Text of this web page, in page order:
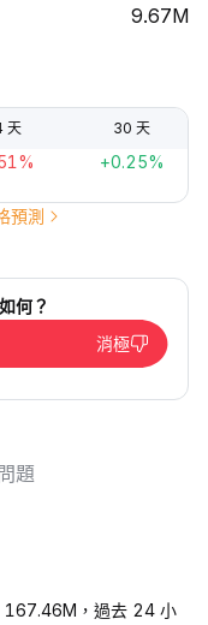
9.67M
天 30 天
+0.25%
預測
何？
消極
題
167.46M，過去 24 小